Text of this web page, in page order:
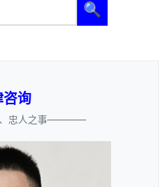
🔍
咨询
忠人之事————